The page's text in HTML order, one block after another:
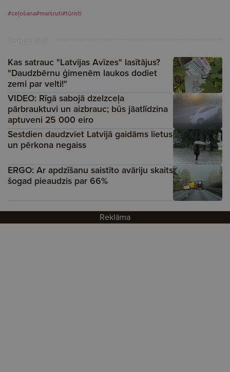
#ceļošana#maršruti#tūristi
Kas satrauc "Latvijas Avīzes" lasītājus?
"Daudzbērnu ģimenēm laukos dodiet
zemi par velti!"
VIDEO: Rīgā sabojā dzelzceļa
pārbrauktuvi un aizbrauc; būs jāatlīdzina
aptuveni 25 000 eiro
Sestdien daudzviet Latvijā gaidāms lietus
un pērkona negaiss
ERGO: Ar apdzīšanu saistīto avāriju skaits
šogad pieaudzis par 66%
Reklāma